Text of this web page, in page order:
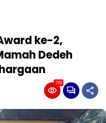
ke-2,
Dedeh
761